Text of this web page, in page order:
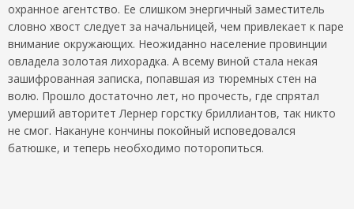
охранное агентство. Ее слишком энергичный заместитель
словно хвост следует за начальницей, чем привлекает к паре
внимание окружающих. Неожиданно население провинции
овладела золотая лихорадка. А всему виной стала некая
зашифрованная записка, попавшая из тюремных стен на
волю. Прошло достаточно лет, но прочесть, где спрятал
умерший авторитет Лернер горстку бриллиантов, так никто
не смог. Накануне кончины покойный исповедовался
батюшке, и теперь необходимо поторопиться.